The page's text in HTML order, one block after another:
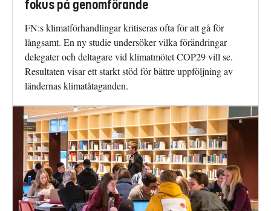
fokus på genomförande
FN:s klimatförhandlingar kritiseras ofta för att gå för
långsamt. En ny studie undersöker vilka förändringar
delegater och deltagare vid klimatmötet COP29 vill se.
Resultaten visar ett starkt stöd för bättre uppföljning av
ländernas klimatåtaganden.